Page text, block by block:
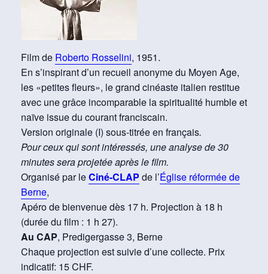
Film de Roberto Rosselini, 1951.
En s’inspirant d’un recueil anonyme du Moyen Age,
les «petites fleurs», le grand cinéaste italien restitue
avec une grâce incomparable la spiritualité humble et
naïve issue du courant franciscain.
Version originale (I) sous-titrée en français.
Pour ceux qui sont intéressés, une analyse de 30
minutes sera projetée après le film.
Organisé par leCiné-CLAP de l’Église réformée de
Berne,
Apéro de bienvenue dès 17 h. Projection à 18 h
(durée du film : 1 h 27).
Au CAP, Predigergasse 3, Berne
Chaque projection est suivie d’une collecte. Prix
indicatif: 15 CHF.